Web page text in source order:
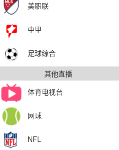
美职联
中甲
足球综合
其他直播
体育电视台
网球
NFL